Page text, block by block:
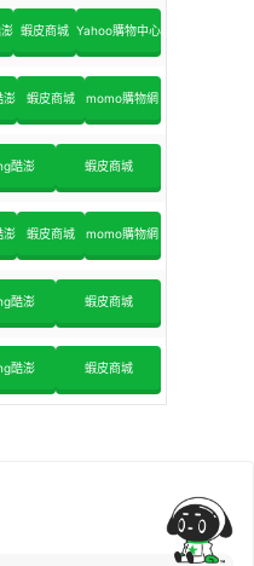
蝦皮商城 Yahoo購物中心
澎 蝦皮商城 momo購物網
酷澎 蝦皮商城
澎 蝦皮商城 momo購物網
酷澎 蝦皮商城
酷澎 蝦皮商城